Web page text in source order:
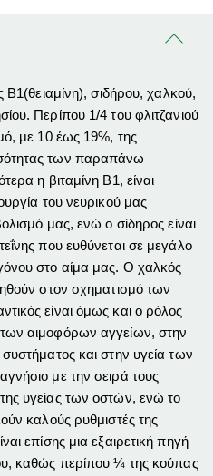
Β1(θειαμίνη), σιδήρου, χαλκού,
Περίπου 1/4 του φλιτζανιού
με 10 έως 19%, της
των παραπάνω
η βιταμίνη Β1, είναι
του νευρικού μας
μας, ενώ ο σίδηρος είναι
που ευθύνεται σε μεγάλο
στο αίμα μας. Ο χαλκός
στον σχηματισμό των
είναι όμως και ο ρόλος
αιμοφόρων αγγείων, στην
και στην υγεία των
με την σειρά τους
υγείας των οστών, ενώ το
καλούς ρυθμιστές της
επίσης μια εξαιρετική πηγή
καθώς περίπου ¼ της κούπας